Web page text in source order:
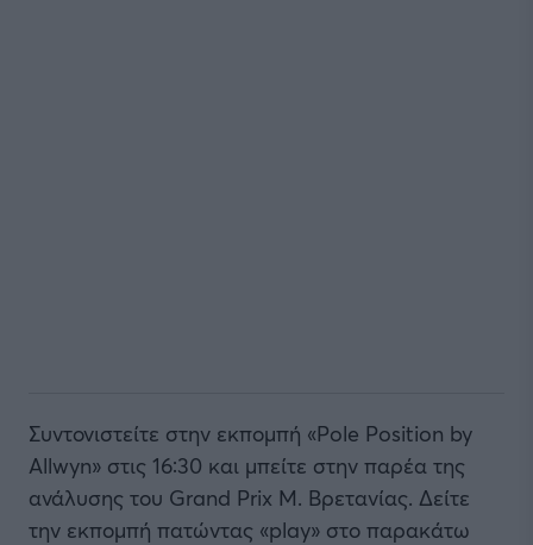
Συντονιστείτε στην εκπομπή «Pole Position by
Allwyn» στις 16:30 και μπείτε στην παρέα της
ανάλυσης του Grand Prix Μ. Βρετανίας. Δείτε
την εκπομπή πατώντας «play» στο παρακάτω